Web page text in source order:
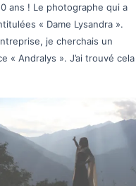
ans ! Le photographe qui a
« Dame Lysandra ».
je cherchais un
« Andralys ». J’ai trouvé cela